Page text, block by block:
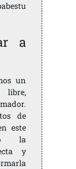
a
un
libre,
de
este
la
y